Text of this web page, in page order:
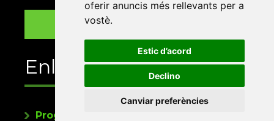
oferir anuncis més rellevants per a
vostè.
Estic d’acord
Declino
Canviar preferències
Enllaços
Programa de publicacions